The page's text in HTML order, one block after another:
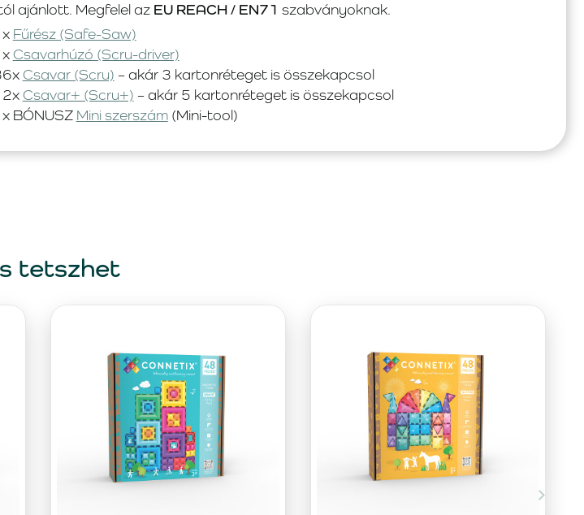
ajánlott. Megfelel az EU REACH / EN71 szabványoknak.
Fűrész (Safe-Saw)
Csavarhúzó (Scru-driver)
Csavar (Scru) – akár 3 kartonréteget is összekapcsol
Csavar+ (Scru+) – akár 5 kartonréteget is összekapcsol
BÓNUSZ Mini szerszám(Mini-tool)
tetszhet